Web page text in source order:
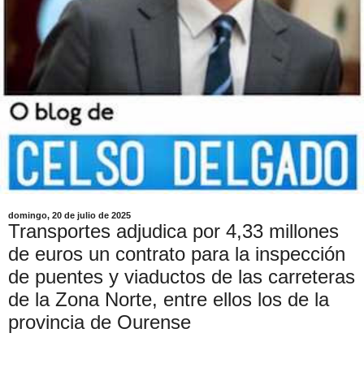
domingo, 20 de julio de 2025
Transportes adjudica por 4,33 millones
de euros un contrato para la inspección
de puentes y viaductos de las carreteras
de la Zona Norte, entre ellos los de la
provincia de Ourense